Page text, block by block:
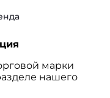
марки
нашего